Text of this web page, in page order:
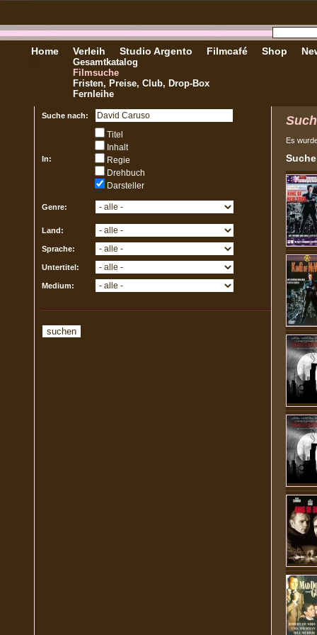
Home Verleih
Gesamtkatalog
Filmsuche
Fristen, Preise, Club, Drop-Box
Fernleihe
Studio Argento Filmcafé Shop
Suche nach:
In:
Titel
Inhalt
Regie
Drehbuch
Darsteller
Genre:
Land:
Sprache:
Untertitel:
Medium:
Es